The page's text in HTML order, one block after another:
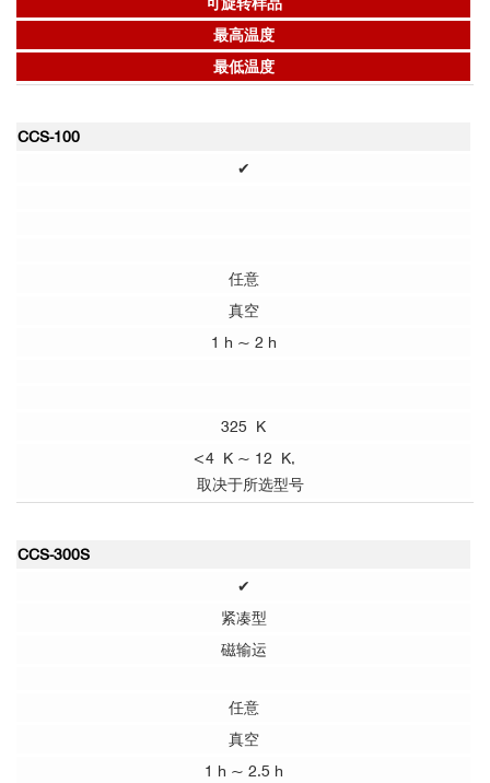
最高温度
最低温度
CCS-100
✔
任意
真空
1 h ~ 2 h
325 K
<4 K ~ 12 K,
取决于所选型号
CCS-300S
✔
紧凑型
磁输运
任意
真空
1 h ~ 2.5 h